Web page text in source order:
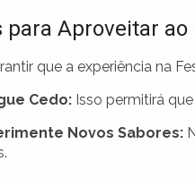
para Aproveitar
que a experiência na
Cedo: Isso permitirá
Novos Sabores: